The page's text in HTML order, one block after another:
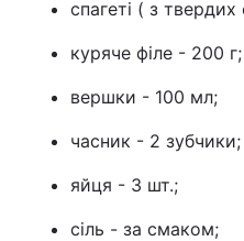
спагеті ( з
куряче філе - 200 г;
вершки - 100 мл;
часник - 2 зубчики;
яйця - 3 шт.;
сіль - за смаком;